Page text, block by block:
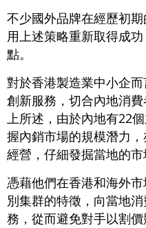
不少國外品牌在經歷初
用上述策略重新取得成
點。
對於香港製造業中小企
創新服務，切合內地消
上所述，由於內地有22
握內銷市場的規模潛力
經營，仔細發掘當地的市
憑藉他們在香港和海外
別集群的特徵，向當地
務，從而避免對手以割價